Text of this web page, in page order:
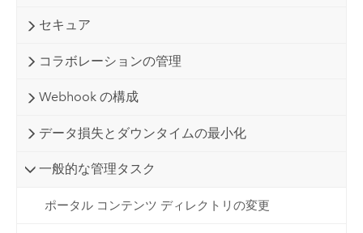
セキュア
コラボレーションの管理
Webhook の構成
データ損失とダウンタイムの最小化
一般的な管理タスク
ポータル コンテンツ ディレクトリの変更